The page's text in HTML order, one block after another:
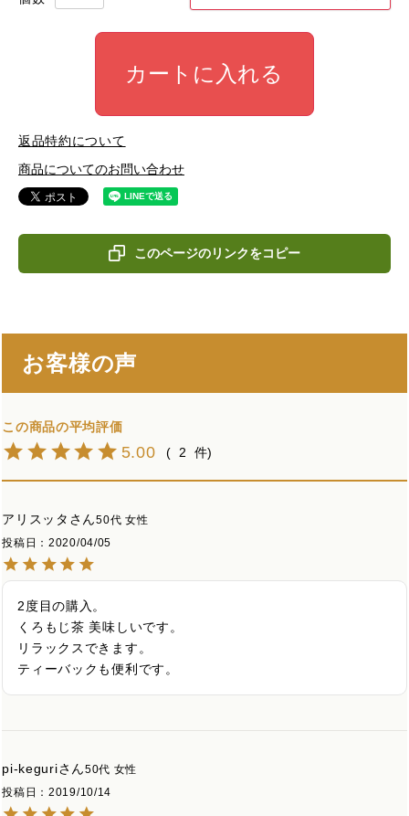
カートに入れる
返品特約について
商品についてのお問い合わせ
このページのリンクをコピー
お客様の声
5.00 2
アリスッタ 50代 女性
投稿日
2020/04/05
2度目の購入。
くろもじ茶 美味しいです。
リラックスできます。
ティーバックも便利です。
pi-keguri 50代 女性
投稿日
2019/10/14